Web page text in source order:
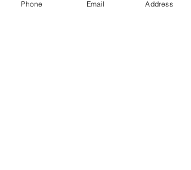
Phone Email Address